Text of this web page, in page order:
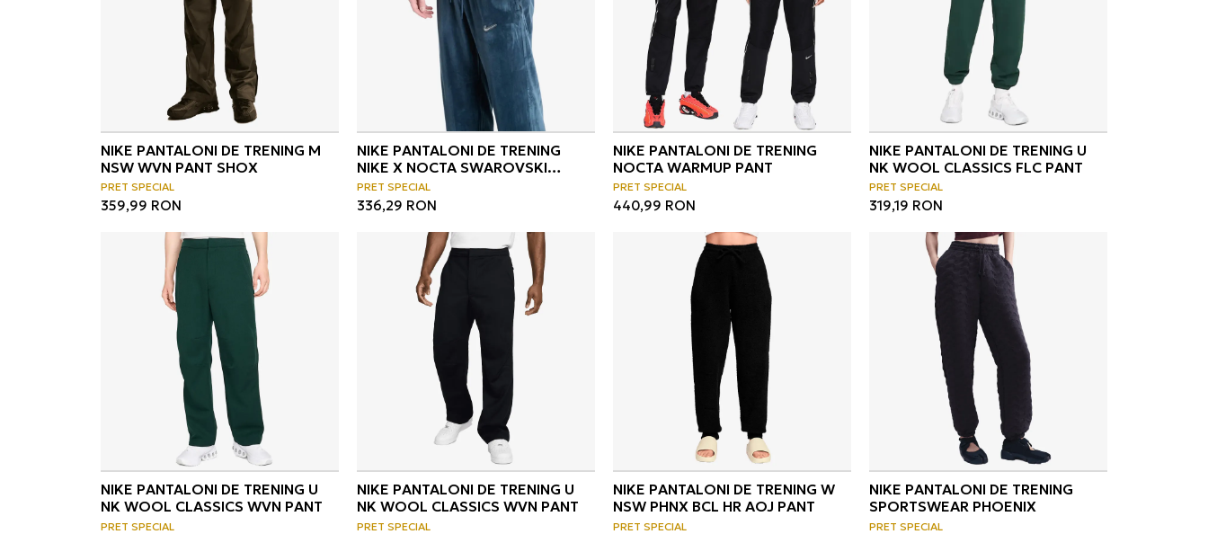
NIKE PANTALONI DE TRENING M
NSW WVN PANT SHOX
PRET SPECIAL
359,99 RON
NIKE PANTALONI DE TRENING
NIKE X NOCTA SWAROVSKI
VELOUR PANT
PRET SPECIAL
336,29 RON
NIKE PANTALONI DE TRENING
NOCTA WARMUP PANT
PRET SPECIAL
440,99 RON
NIKE PANTALONI DE TRENING U
NK WOOL CLASSICS FLC PANT
PRET SPECIAL
319,19 RON
NIKE PANTALONI DE TRENING U
NK WOOL CLASSICS WVN PANT
PRET SPECIAL
NIKE PANTALONI DE TRENING U
NK WOOL CLASSICS WVN PANT
PRET SPECIAL
NIKE PANTALONI DE TRENING W
NSW PHNX BCL HR AOJ PANT
PRET SPECIAL
NIKE PANTALONI DE TRENING
SPORTSWEAR PHOENIX
PRET SPECIAL